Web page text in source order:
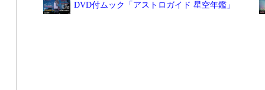
DVD付ムック「アストロガイド 星空年鑑」